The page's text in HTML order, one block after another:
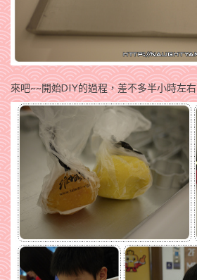
來吧~~開始DIY的過程，差不多半小時左右